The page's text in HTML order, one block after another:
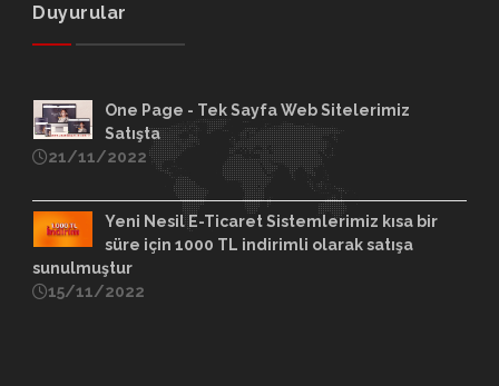
Duyurular
One Page - Tek Sayfa Web Sitelerimiz
Satışta
21/11/2022
Yeni Nesil E-Ticaret Sistemlerimiz kısa bir
süre için 1000 TL indirimli olarak satışa
sunulmuştur
15/11/2022